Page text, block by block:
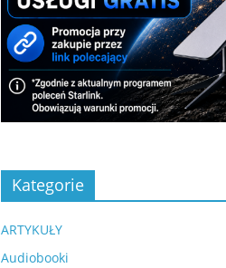
Kategorie
ARTYKUŁY
Audiobooki